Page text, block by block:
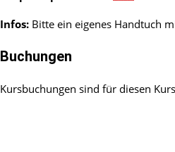
Infos: Bitte ein eigenes Handtuch
Buchungen
Kursbuchungen sind für diesen